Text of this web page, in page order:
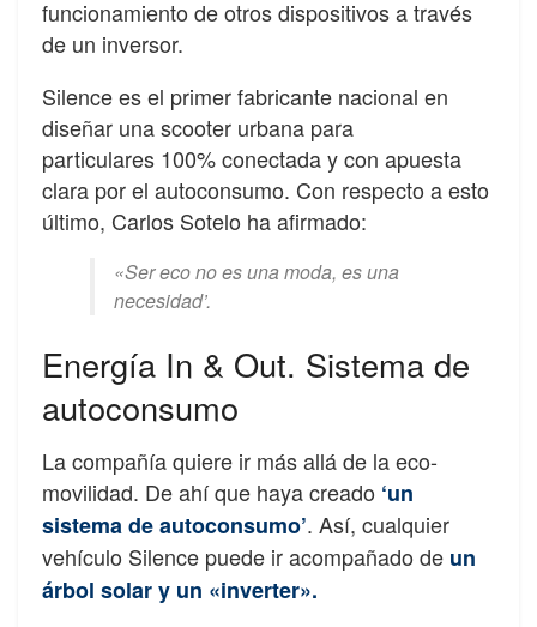
funcionamiento de otros dispositivos a través
de un inversor.
Silence es el primer fabricante nacional en
diseñar una scooter urbana para
particulares 100% conectada y con apuesta
clara por el autoconsumo. Con respecto a esto
último, Carlos Sotelo ha afirmado:
«Ser eco no es una moda, es una
necesidad’.
Energía In & Out. Sistema de
autoconsumo
La compañía quiere ir más allá de la eco-
movilidad. De ahí que haya creado ‘un
sistema de autoconsumo’. Así, cualquier
vehículo Silence puede ir acompañado de un
árbol solar y un «inverter».